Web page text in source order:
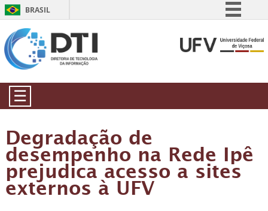
BRASIL
Comunica BR
☰
Degradação de
desempenho na Rede Ipê
prejudica acesso a sites
externos à UFV